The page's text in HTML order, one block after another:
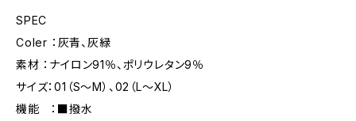
SPEC
Coler ：灰青、灰緑
素材 ：ナイロン91％、ポリウレタン9％
サイズ：01（S～M）、02（L～XL）
機能 ：■撥水